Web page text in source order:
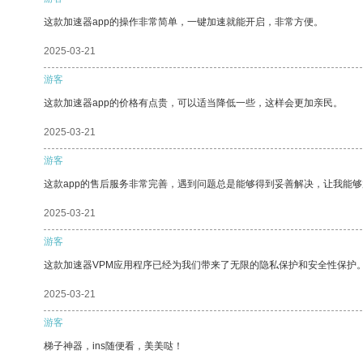
这款加速器app的操作非常简单，一键加速就能开启，非常方便。
2025-03-21
游客
这款加速器app的价格有点贵，可以适当降低一些，这样会更加亲民。
2025-03-21
游客
这款app的售后服务非常完善，遇到问题总是能够得到妥善解决，让我能够
2025-03-21
游客
这款加速器VPM应用程序已经为我们带来了无限的隐私保护和安全性保护。
2025-03-21
游客
梯子神器，ins随便看，美美哒！